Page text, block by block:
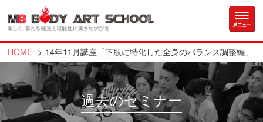
HOME 14年11月講座「下肢に特化した全身のバランス調整編」
過去のセミナー